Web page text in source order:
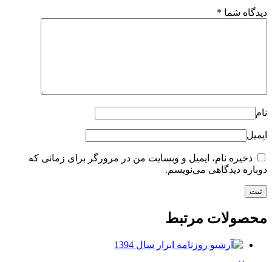
دیدگاه شما *
نام
ایمیل
ذخیره نام، ایمیل و وبسایت من در مرورگر برای زمانی که
دوباره دیدگاهی می‌نویسم.
محصولات مرتبط